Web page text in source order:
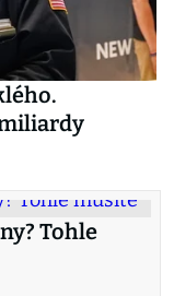
Tohle